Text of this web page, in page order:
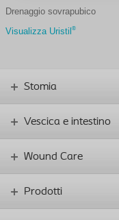
Drenaggio sovrapubico
Visualizza Uristil®
Stomia
Vescica e intestino
Wound Care
Prodotti